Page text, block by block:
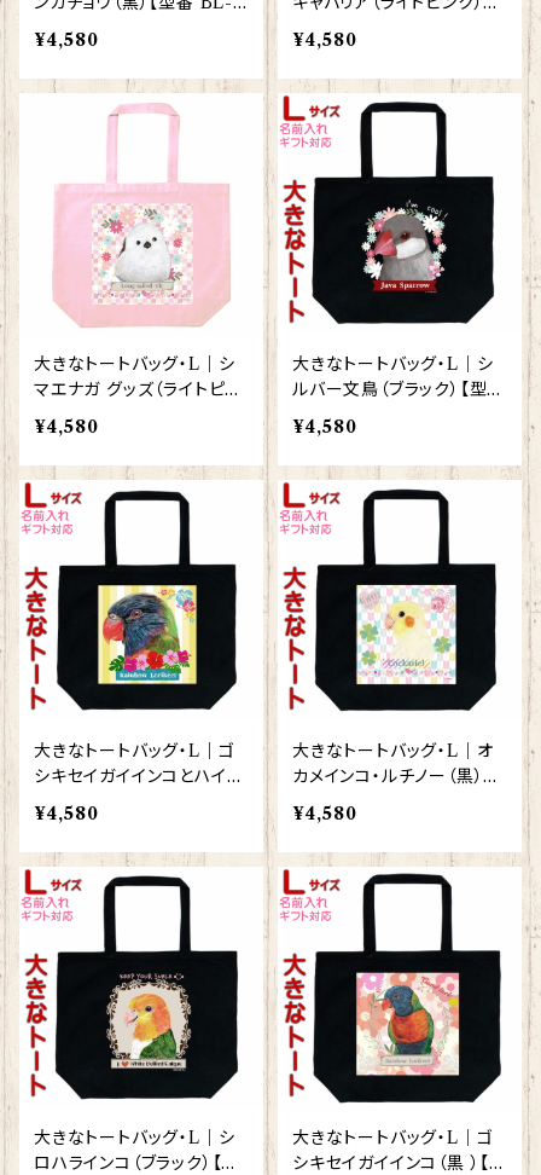
3】きゃぴあーと KYAPIArt
¥4,580
【型番 BLLP-1】
¥4,580
大きなトートバッグ・L｜シ
マエナガ グッズ（ライトピン
ク）【型番 BLLP-116】 しま
えなが プレゼント ギフト
¥4,580
大きなトートバッグ・L｜シ
ルバー文鳥（ブラック）【型番
BL-115】
¥4,580
大きなトートバッグ・L｜ゴ
シキセイガイインコとハイビ
スカス（ブラック）【型番 BL-
35】きゃぴあーと KYAPIAr
t
¥4,580
大きなトートバッグ・L｜オ
カメインコ・ルチノー（黒）
【型番 BL-129】きゃぴあー
と KYAPIArt
¥4,580
大きなトートバッグ・L｜シ
ロハラインコ（ブラック）【型
大きなトートバッグ・L｜ゴ
シキセイガイインコ（黒 ）【型